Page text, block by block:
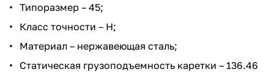
Типоразмер – 45;
Класс точности – H;
Материал – нержавеющая сталь;
Статическая грузоподъемность каретки – 136.46